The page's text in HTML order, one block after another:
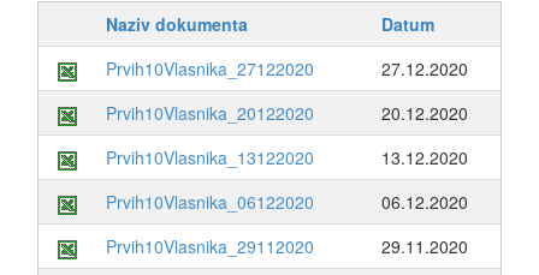
Naziv dokumenta
Datum
Prvih10Vlasnika_27122020
27.12.2020
Prvih10Vlasnika_20122020
20.12.2020
Prvih10Vlasnika_13122020
13.12.2020
Prvih10Vlasnika_06122020
06.12.2020
Prvih10Vlasnika_29112020
29.11.2020